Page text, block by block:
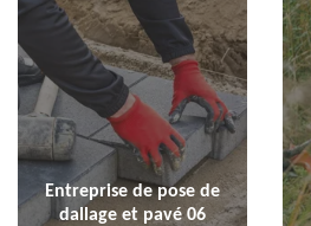
Entreprise de pose de
dallage et pavé 06